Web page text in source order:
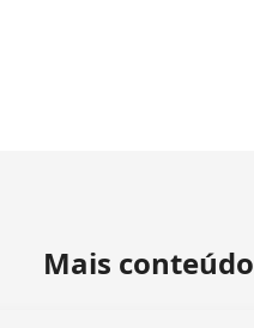
Mais conteúdo